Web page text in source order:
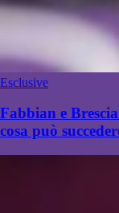
Esclusive
Fabbian e
cosa può